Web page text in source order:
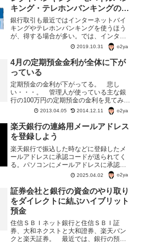
キング・テレホンバンキングの違
い
銀行取引も最近ではインターネットバイ
キングやテレホンバンキングを使うほう
が、得する場合が多い。では、インター
ネットバンキング・オンラインバンキン
グ・ダイレクトバンキング・モバイルバ
ンキング・テレホンバンキング、違いは
いったい何？
2019.10.31 o2ya
4月の定期預金金利が全体に下が
っている
定期預金の金利が下がってる。 悲し
い・・・。 管理人が使っている主な銀
行の100万円の定期預金の金利を見てみる
と↓。住信ＳＢＩネット銀行→1年 100万
円入金0.140 ％香川銀行→金利トッピン
グ定期預金1年 0.300％ 、超金利トッピ
ン...
2013.04.05 2014.12.11 o2ya
楽天銀行の連絡用メールアドレス
を登録しよう
楽天銀行で振込した時などに登録したメ
ールアドレスに承認コードが送られてく
る。パソコンにメールアドレスに承認コ
ードが送られてくると、コピー＆ペース
トで貼り付けるだけで済む。できれば、
複数のメールアドレスを登録しておいた
方が良いと思う。
2025.04.02 o2ya
証券会社と銀行の資金のやり取り
をダイレクトに結ぶハイブリット
預金
住信ＳＢＩネット銀行と住信ＳＢＩ証
券、大和ネクストと大和證券、楽天バン
クと楽天証券。 最近では、銀行の預金